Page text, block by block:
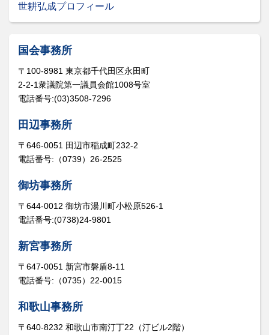
世耕弘成プロフィール
国会事務所
〒100-8981 東京都千代田区永田町
2-2-1衆議院第一議員会館1008号室
電話番号:(03)3508-7296
田辺事務所
〒646-0051 田辺市稲成町232-2
電話番号:（0739）26-2525
御坊事務所
〒644-0012 御坊市湯川町小松原526-1
電話番号:(0738)24-9801
新宮事務所
〒647-0051 新宮市磐盾8-11
電話番号:（0735）22-0015
和歌山事務所
〒640-8232 和歌山市南汀丁22（汀ビル2階）